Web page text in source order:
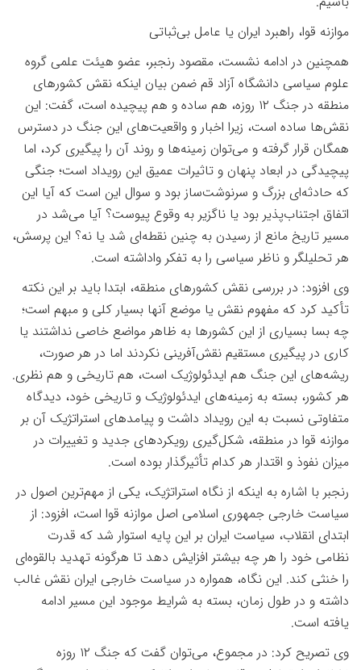
موازنه قوا، راهبرد ایران یا عامل بی‌ثباتی
همچنین در ادامه نشست، مقصود رنجبر، عضو هیئت علمی گروه
علوم سیاسی دانشگاه آزاد قم ضمن بیان اینکه نقش کشورهای
منطقه در جنگ ۱۲ روزه، هم ساده و هم پیچیده است، گفت: این
نقش‌ها ساده است، زیرا اخبار و واقعیت‌های این جنگ در دسترس
همگان قرار گرفته و می‌توان زمینه‌ها و روند آن را پیگیری کرد، اما
پیچیدگی در ابعاد پنهان و تاثیرات عمیق این رویداد است؛ جنگی
که حادثه‌ای بزرگ و سرنوشت‌ساز بود و سوال این است که آیا این
اتفاق اجتناب‌پذیر بود یا ناگزیر به وقوع پیوست؟ آیا می‌شد در
مسیر تاریخ مانع از رسیدن به چنین نقطه‌ای شد یا نه؟ این پرسش،
هر تحلیلگر و ناظر سیاسی را به تفکر واداشته است.
وی افزود: در بررسی نقش کشورهای منطقه، ابتدا باید بر این نکته
تأکید کرد که مفهوم نقش یا موضع آنها بسیار کلی و مبهم است؛
چه بسا بسیاری از این کشورها به ظاهر مواضع خاصی نداشتند یا
کاری در پیگیری مستقیم نقش‌آفرینی نکردند اما در هر صورت،
ریشه‌های این جنگ هم ایدئولوژیک است، هم تاریخی و هم نظری.
هر کشور، بسته به زمینه‌های ایدئولوژیک و تاریخی خود، دیدگاه
متفاوتی نسبت به این رویداد داشت و پیامدهای استراتژیک آن بر
موازنه قوا در منطقه، شکل‌گیری رویکردهای جدید و تغییرات در
میزان نفوذ و اقتدار هر کدام تأثیرگذار بوده است.
رنجبر با اشاره به اینکه از نگاه استراتژیک، یکی از مهم‌ترین اصول در
سیاست خارجی جمهوری اسلامی اصل موازنه قوا است، افزود: از
ابتدای انقلاب، سیاست ایران بر این پایه استوار شد که قدرت
نظامی خود را هر چه بیشتر افزایش دهد تا هرگونه تهدید بالقوه‌ای
را خنثی کند. این نگاه، همواره در سیاست خارجی ایران نقش غالب
داشته و در طول زمان، بسته به شرایط موجود این مسیر ادامه
یافته است.
وی تصریح کرد: در مجموع، می‌توان گفت که جنگ ۱۲ روزه